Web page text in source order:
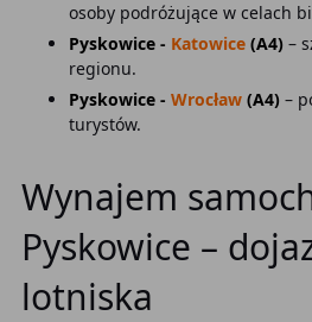
osoby podróżujące w celach
Pyskowice - Katowice(A4)–
regionu.
Pyskowice - Wrocław(A4)–
turystów.
Wynajem
Pyskowice –
lotniska